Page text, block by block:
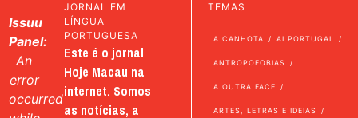
Issuu
Panel:
An
error
occurred
JORNAL EM
LÍNGUA
PORTUGUESA
Este é o jornal
Hoje Macau na
internet. Somos
as notícias, a
TEMAS
A CANHOTA AI PORTUGAL
ANTROPOFOBIAS
A OUTRA FACE
ARTES, LETRAS E IDEIAS